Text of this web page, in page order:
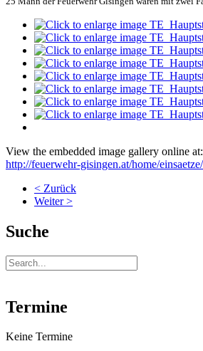
View the embedded image gallery online at:
http://feuerwehr-gisingen.at/home/
< Zurück
Weiter >
Suche
Termine
Keine Termine